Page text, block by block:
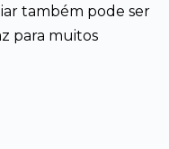
também pode ser
para muitos